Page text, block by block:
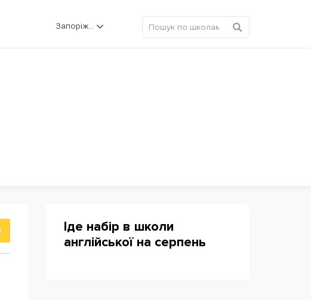
Запоріжжя
Іде набір в школи
англійської на серпень